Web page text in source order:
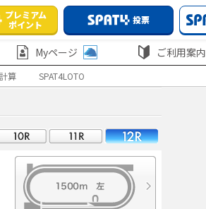
プレミアム
ポイント
投票
Myページ ご利用案内
算 SPAT4LOTO